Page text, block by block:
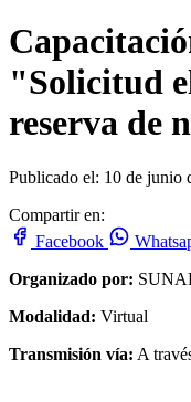
"Solicitud
reserva de
Publicado el: 10 de junio
Compartir en:
Facebook
Organizado por:
Modalidad: Virtual
Transmisión vía: A